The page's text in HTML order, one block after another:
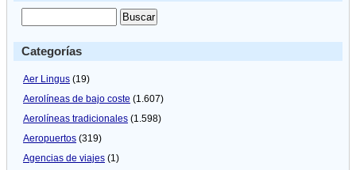
Categorías
Aer Lingus (19)
Aerolíneas de bajo coste (1.607)
Aerolíneas tradicionales (1.598)
Aeropuertos (319)
Agencias de viajes (1)